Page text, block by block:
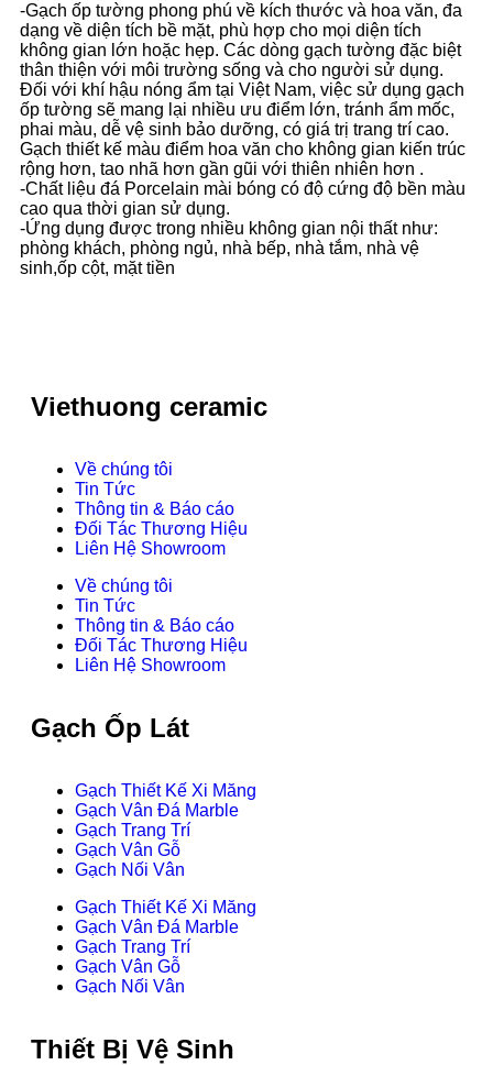
-Gạch ốp tường phong phú về kích thước và hoa văn, đa
dạng về diện tích bề mặt, phù hợp cho mọi diện tích
không gian lớn hoặc hẹp. Các dòng gạch tường đặc biệt
thân thiện với môi trường sống và cho người sử dụng.
Đối với khí hậu nóng ẩm tại Việt Nam, việc sử dụng gạch
ốp tường sẽ mang lại nhiều ưu điểm lớn, tránh ẩm mốc,
phai màu, dễ vệ sinh bảo dưỡng, có giá trị trang trí cao.
Gạch thiết kế màu điểm hoa văn cho không gian kiến trúc
rộng hơn, tao nhã hơn gần gũi với thiên nhiên hơn .
-Chất liệu đá Porcelain mài bóng có độ cứng độ bền màu
cao qua thời gian sử dụng.
-Ứng dụng được trong nhiều không gian nội thất như:
phòng khách, phòng ngủ, nhà bếp, nhà tắm, nhà vệ
sinh,ốp cột, mặt tiền
Viethuong ceramic
Về chúng tôi
Tin Tức
Thông tin & Báo cáo
Đối Tác Thương Hiệu
Liên Hệ Showroom
Về chúng tôi
Tin Tức
Thông tin & Báo cáo
Đối Tác Thương Hiệu
Liên Hệ Showroom
Gạch Ốp Lát
Gạch Thiết Kế Xi Măng
Gạch Vân Đá Marble
Gạch Trang Trí
Gạch Vân Gỗ
Gạch Nối Vân
Gạch Thiết Kế Xi Măng
Gạch Vân Đá Marble
Gạch Trang Trí
Gạch Vân Gỗ
Gạch Nối Vân
Thiết Bị Vệ Sinh